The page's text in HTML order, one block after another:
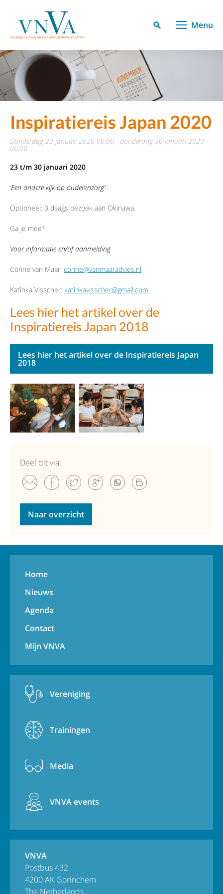
Menu
Inspiratiereis Japan 2020
donderdag 23 januari 2020 00:00 - donderdag 30 januari 2020
00:00
23 t/m 30 januari 2020
‘Een andere kijk op ouderenzorg’
Optioneel: 3 daags bezoek aan Okinawa.
Ga je mee?
Voor informatie en/of aanmelding
Corine van Maar: corine@vanmaaradvies.nl
Katinka Visscher: katinkavisscher@gmail.com
Lees hier het artikel over de
Inspiratiereis Japan 2018
Lees hier het artikel over de Inspiratiereis Japan
2018
Deel dit via:
Naar overzicht
Home
Nieuws
Agenda
Contact
Mijn VNVA
Vereniging
Trainingen
Media
VNVA events
VNVA
Postbus 432
4200 AK Gorinchem
The Netherlands